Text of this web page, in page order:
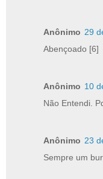
Anônimo 29
Abençoado [6]
Anônimo 10
Não Entendi.
Anônimo 23
Sempre um